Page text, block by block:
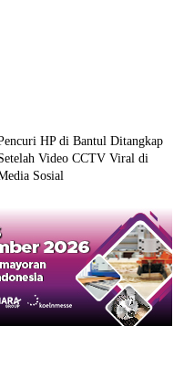
HP di Bantul Ditangkap
Video CCTV Viral di
Sosial